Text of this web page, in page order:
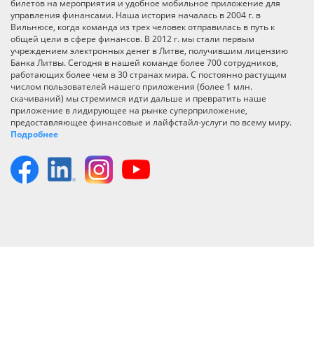
билетов на мероприятия и удобное мобильное приложение для
управления финансами. Наша история началась в 2004 г. в
Вильнюсе, когда команда из трех человек отправилась в путь к
общей цели в сфере финансов. В 2012 г. мы стали первым
учреждением электронных денег в Литве, получившим лицензию
Банка Литвы. Сегодня в нашей команде более 700 сотрудников,
работающих более чем в 30 странах мира. С постоянно растущим
числом пользователей нашего приложения (более 1 млн.
скачиваний) мы стремимся идти дальше и превратить наше
приложение в лидирующее на рынке суперприложение,
предоставляющее финансовые и лайфстайл-услуги по всему миру.
Подробнее